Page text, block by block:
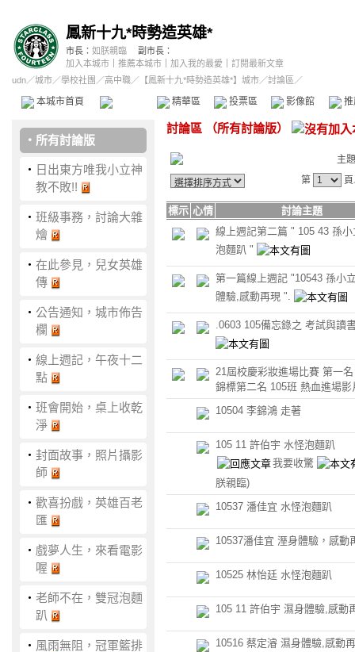
鳳新十九*時勢造英雄*
市長： 如朕親臨
副市長：
加入本城市
推薦本城市 加入我的最愛
訂閱最新文章
udn／城市／學校社團 ／高中職／ 【鳳新十九*時勢造英雄*】城市／討論區／
本城市首頁 精華區 投票區 影像館
‧ 所有討論版
‧ 日出東方唯我小立神
教不敗!!
‧ 班級事務，討論大雜
燴
‧ 在此參見，兒女英雄
傳
‧ 公告通知，城市佈告
欄
‧ 線上週記，午夜十二
點
‧ 班會開始，桌上收乾
淨
‧ 封面故事，照片攝影
師
‧ 歡喜扮戲，英雄百老
匯
‧ 戲夢人生，來看電影
喔
‧ 老師不在，雙冠泡麵
趴
‧ 風雨無阻，冠軍籃排
討論區 （所有討論版）
主題
第
標示 心情
討論主題
線上週記第二篇 " 105 43 孫
泡麵趴 "
第一篇線上週記 "10543 孫小
體驗,感動再現 ".
.0603 105備忘錄之 考試與讀
21屆校慶彩妝進場比賽 第一
錦標第二名 105班 熱血進場影
10504 李錦鴻 走著
105 11 許伯宇 水怪泡麵趴
我要收驚
朕親臨)
10537 潘佳宜 水怪泡麵趴
10537潘佳宜 溼身體驗，感動
10525 林怡廷 水怪泡麵趴
105 11 許伯宇 濕身體驗,感動
10516 蔡定濬 濕身體驗,感動